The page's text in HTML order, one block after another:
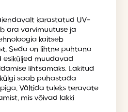
karastatud UV-
ära värvimuutuse ja
kaitseb
Seda on lihtne puhtana
esiküljed muudavad
lihtsamaks. Lakitud
saab puhastada
Vältida tuleks teravate
mis võivad lakki